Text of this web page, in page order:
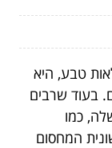
טבע, היא
בעוד שרבים
כמו
המחסום